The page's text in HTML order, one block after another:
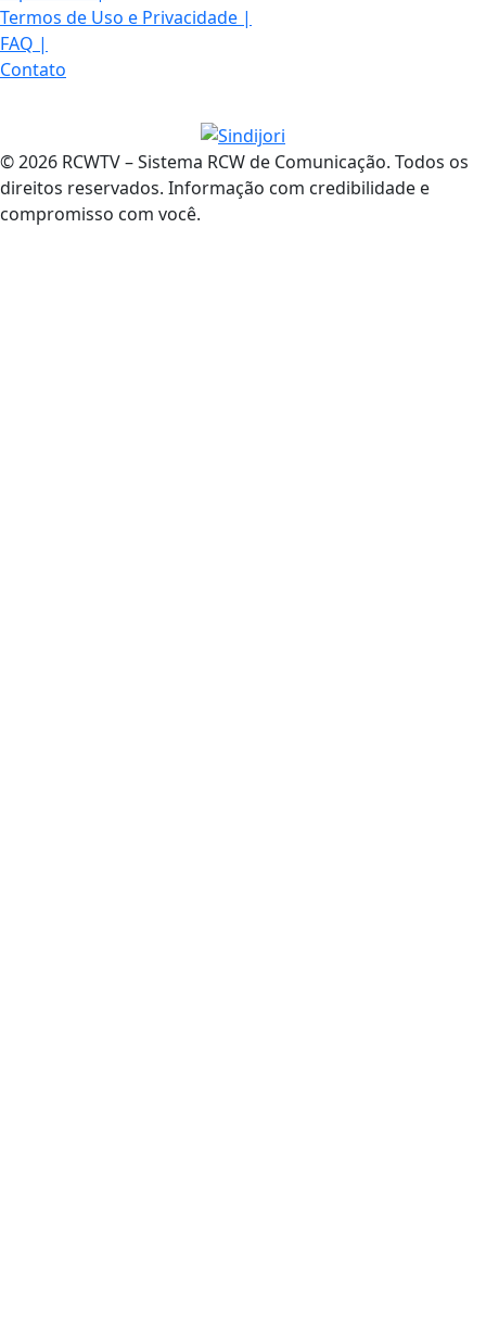
Termos de Uso e Privacidade |
FAQ |
Contato
© 2026 RCWTV – Sistema RCW de Comunicação. Todos os
direitos reservados. Informação com credibilidade e
compromisso com você.